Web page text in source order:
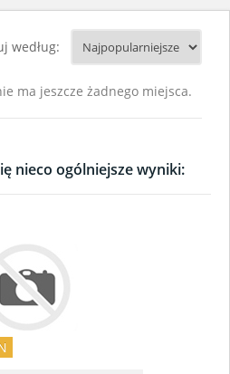
według:
ma jeszcze żadnego miejsca.
nieco ogólniejsze wyniki: